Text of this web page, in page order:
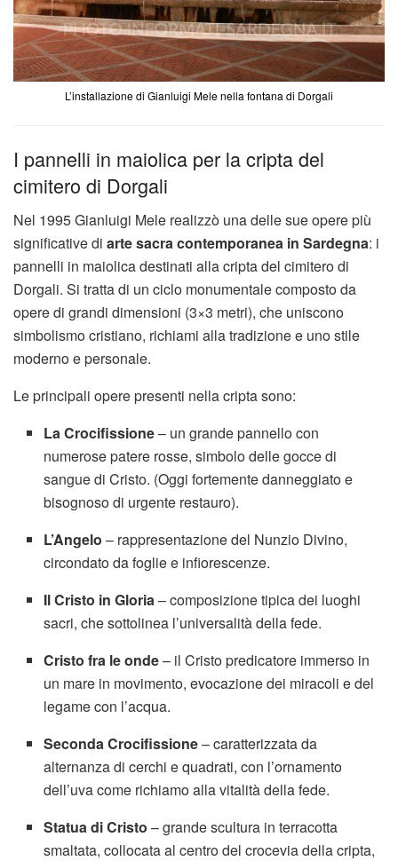
L’installazione di Gianluigi Mele nella fontana di Dorgali
I pannelli in maiolica per la cripta del
cimitero di Dorgali
Nel 1995 Gianluigi Mele realizzò una delle sue opere più
significative di arte sacra contemporanea in Sardegna: i
pannelli in maiolica destinati alla cripta del cimitero di
Dorgali. Si tratta di un ciclo monumentale composto da
opere di grandi dimensioni (3×3 metri), che uniscono
simbolismo cristiano, richiami alla tradizione e uno stile
moderno e personale.
Le principali opere presenti nella cripta sono:
La Crocifissione– un grande pannello con
numerose patere rosse, simbolo delle gocce di
sangue di Cristo. (Oggi fortemente danneggiato e
bisognoso di urgente restauro).
L’Angelo – rappresentazione del Nunzio Divino,
circondato da foglie e infiorescenze.
Il Cristo in Gloria – composizione tipica dei luoghi
sacri, che sottolinea l’universalità della fede.
Cristo fra le onde– il Cristo predicatore immerso in
un mare in movimento, evocazione dei miracoli e del
legame con l’acqua.
Seconda Crocifissione– caratterizzata da
alternanza di cerchi e quadrati, con l’ornamento
dell’uva come richiamo alla vitalità della fede.
Statua di Cristo – grande scultura in terracotta
smaltata, collocata al centro del crocevia della cripta,